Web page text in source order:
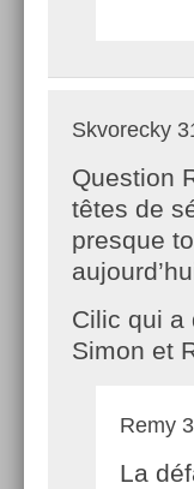
Skvorecky
Question
têtes de
presque
Cilic qui a
Simon et
Remy
La